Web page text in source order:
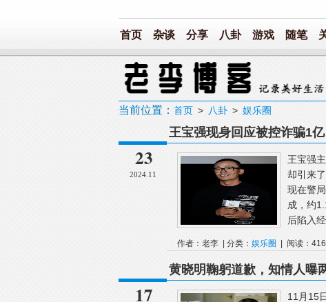
首页 杂谈 分享 八卦 游戏 随笔
当前位置： 首页 > 八卦 > 娱乐圈
23
2024.11
王宝强现身回应被控诈骗1
王宝强
却引来
现在警
成，约
后陷入
作者：老李 | 分类： 娱乐圈 | 阅读：
17
黄晓明鞠躬道歉，知情人曝
11月15